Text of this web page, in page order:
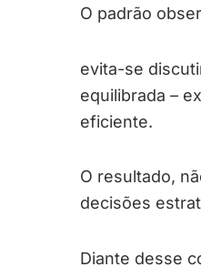
O padrão
evita-se
equilibrada –
eficiente.
O resultado,
decisões
Diante desse